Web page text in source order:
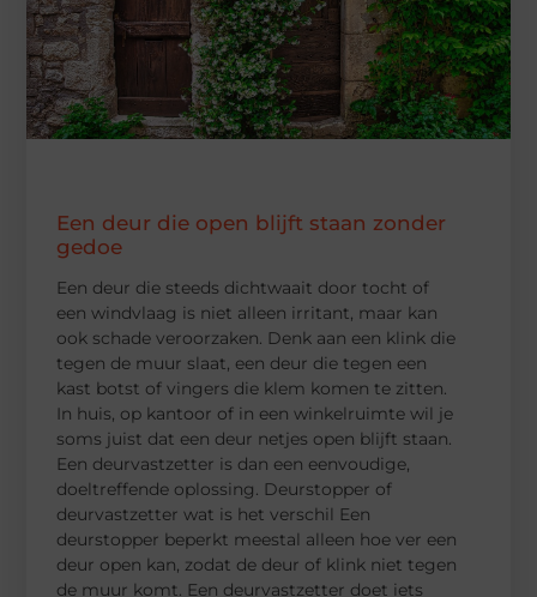
Een deur die open blijft staan zonder
gedoe
Een deur die steeds dichtwaait door tocht of
een windvlaag is niet alleen irritant, maar kan
ook schade veroorzaken. Denk aan een klink die
tegen de muur slaat, een deur die tegen een
kast botst of vingers die klem komen te zitten.
In huis, op kantoor of in een winkelruimte wil je
soms juist dat een deur netjes open blijft staan.
Een deurvastzetter is dan een eenvoudige,
doeltreffende oplossing. Deurstopper of
deurvastzetter wat is het verschil Een
deurstopper beperkt meestal alleen hoe ver een
deur open kan, zodat de deur of klink niet tegen
de muur komt. Een deurvastzetter doet iets